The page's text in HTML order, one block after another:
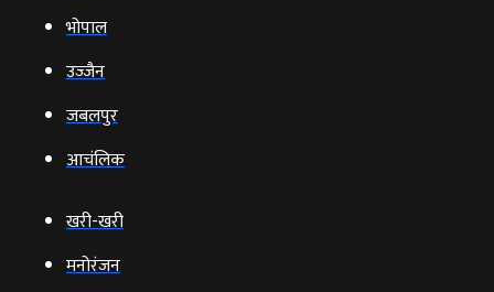
भोपाल
उज्‍जैन
जबलपुर
आचंलिक
खरी-खरी
मनोरंजन